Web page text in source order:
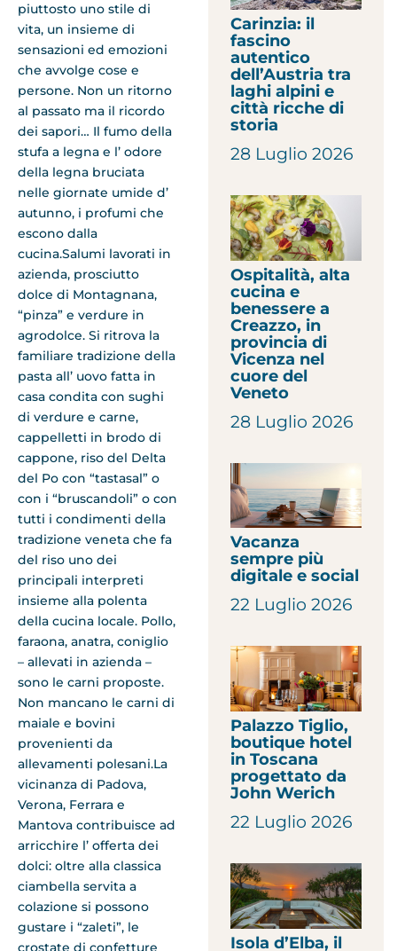
piuttosto uno stile di
vita, un insieme di
sensazioni ed emozioni
che avvolge cose e
persone. Non un ritorno
al passato ma il ricordo
dei sapori… Il fumo della
stufa a legna e l’ odore
della legna bruciata
nelle giornate umide d’
autunno, i profumi che
escono dalla
cucina.Salumi lavorati in
azienda, prosciutto
dolce di Montagnana,
“pinza” e verdure in
agrodolce. Si ritrova la
familiare tradizione della
pasta all’ uovo fatta in
casa condita con sughi
di verdure e carne,
cappelletti in brodo di
cappone, riso del Delta
del Po con “tastasal” o
con i “bruscandoli” o con
tutti i condimenti della
tradizione veneta che fa
del riso uno dei
principali interpreti
insieme alla polenta
della cucina locale. Pollo,
faraona, anatra, coniglio
– allevati in azienda –
sono le carni proposte.
Non mancano le carni di
maiale e bovini
provenienti da
allevamenti polesani.La
vicinanza di Padova,
Verona, Ferrara e
Mantova contribuisce ad
arricchire l’ offerta dei
dolci: oltre alla classica
ciambella servita a
colazione si possono
gustare i “zaleti”, le
crostate di confetture
Carinzia: il
fascino
autentico
dell’Austria tra
laghi alpini e
città ricche di
storia
28 Luglio 2026
Ospitalità, alta
cucina e
benessere a
Creazzo, in
provincia di
Vicenza nel
cuore del
Veneto
28 Luglio 2026
Vacanza
sempre più
digitale e social
22 Luglio 2026
Palazzo Tiglio,
boutique hotel
in Toscana
progettato da
John Werich
22 Luglio 2026
Isola d’Elba, il